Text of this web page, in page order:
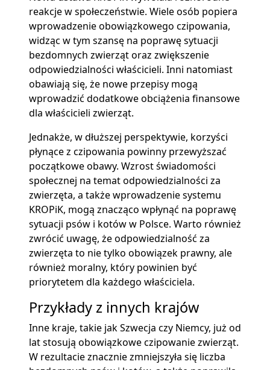
reakcje w społeczeństwie. Wiele osób popiera
wprowadzenie obowiązkowego czipowania,
widząc w tym szansę na poprawę sytuacji
bezdomnych zwierząt oraz zwiększenie
odpowiedzialności właścicieli. Inni natomiast
obawiają się, że nowe przepisy mogą
wprowadzić dodatkowe obciążenia finansowe
dla właścicieli zwierząt.
Jednakże, w dłuższej perspektywie, korzyści
płynące z czipowania powinny przewyższać
początkowe obawy. Wzrost świadomości
społecznej na temat odpowiedzialności za
zwierzęta, a także wprowadzenie systemu
KROPiK, mogą znacząco wpłynąć na poprawę
sytuacji psów i kotów w Polsce. Warto również
zwrócić uwagę, że odpowiedzialność za
zwierzęta to nie tylko obowiązek prawny, ale
również moralny, który powinien być
priorytetem dla każdego właściciela.
Przykłady z innych krajów
Inne kraje, takie jak Szwecja czy Niemcy, już od
lat stosują obowiązkowe czipowanie zwierząt.
W rezultacie znacznie zmniejszyła się liczba